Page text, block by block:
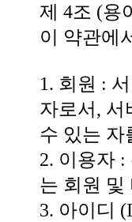
제 4조 (용
이 약관에
1. 회원 :
자로서, 서
수 있는 자
2. 이용자
는 회원 및
3. 아이디